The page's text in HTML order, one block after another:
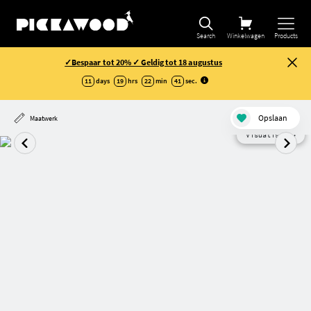
Search Winkelwagen Products
✓Bespaar tot 20% ✓ Geldig tot 18 augustus
11 days 19 hrs 22 min 41 sec.
Maatwerk Opslaan
Visualisatie